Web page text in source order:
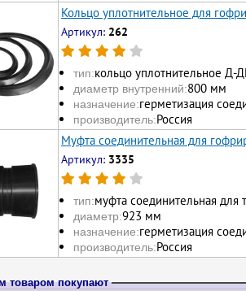
Кольцо уплотнительное для
Артикул: 262
тип:кольцо уплотнительное Д-
диаметр внутренний:800 мм
назначение:герметизация
производитель:Россия
Муфта соединительная для
Артикул: 3335
тип:муфта соединительная для
диаметр:923 мм
назначение:герметизация
производитель:Россия
товаром покупают